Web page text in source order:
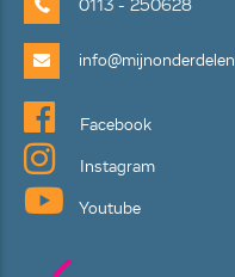
0113 - 250628
Facebook
Instagram
Youtube